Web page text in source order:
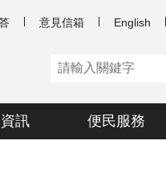
意見信箱 English
訊 便民服務